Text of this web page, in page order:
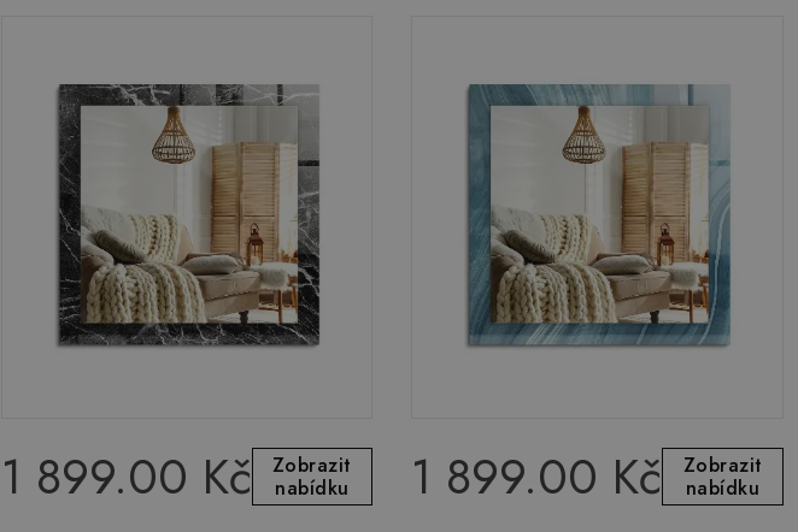
1 899.00 Kč
Zobrazit
nabídku
1 899.00 Kč
Zobrazit
nabídku